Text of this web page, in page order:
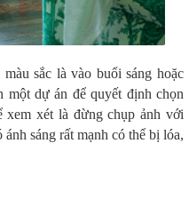
sắc là vào buổi sáng hoặc
một dự án để quyết định chọn
xem xét là đừng chụp ảnh với
sáng rất mạnh có thể bị lóa,